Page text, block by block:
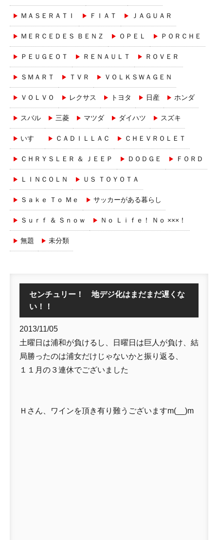
ＭＡＳＥＲＡＴＩ ＦＩＡＴ ＪＡＧＵＡＲ
ＭＥＲＣＥＤＥＳ ＢＥＮＺ ＯＰＥＬ ＰＯＲＣＨＥ
ＰＥＵＧＥＯＴ ＲＥＮＡＵＬＴ ＲＯＶＥＲ
ＳＭＡＲＴ ＴＶＲ ＶＯＬＫＳＷＡＧＥＮ
ＶＯＬＶＯ レクサス トヨタ 日産 ホンダ
スバル 三菱 マツダ ダイハツ スズキ
いすゞ ＣＡＤＩＬＬＡＣ ＣＨＥＶＲＯＬＥＴ
ＣＨＲＹＳＬＥＲ ＆ ＪＥＥＰ ＤＯＤＧＥ ＦＯＲＤ
ＬＩＮＣＯＬＮ ＵＳ ＴＯＹＯＴＡ
Ｓａｋｅ Ｔｏ Ｍｅ サッカーがある暮らし
Ｓｕｒｆ ＆ Ｓｎｏｗ Ｎｏ Ｌｉｆｅ！ Ｎｏ ×××！
無題 未分類
センチュリー！ 地デジ化はまだまだ遅くな
い！！
2013/11/05
土曜日は浦和が負けるし、日曜日は巨人が負け、結
局勝ったのは浦女だけじゃないかと振り返る、
１１月の３連休でございました
Ｈさん、ワインを頂き有り難うございますm(__)m